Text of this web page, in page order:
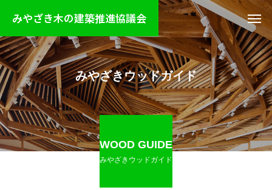
みやざき木の建築推進協議会
みやざきウッドガイド
WOOD GUIDE
みやざきウッドガイド